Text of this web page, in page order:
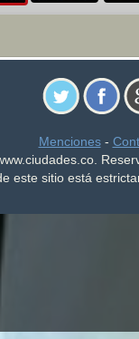
Menciones-
este sitio está